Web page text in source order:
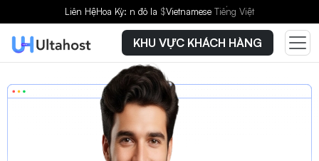
Liên HệHoa Kỳ: n đô la $Vietnamese Tiếng Việt
KHU VỰC KHÁCH HÀNG